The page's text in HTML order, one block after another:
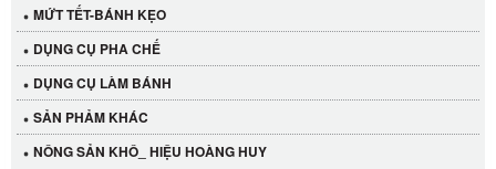
MỨT TẾT-BÁNH KẸO
DỤNG CỤ PHA CHẾ
DỤNG CỤ LÀM BÁNH
SẢN PHẢM KHÁC
NÔNG SẢN KHÔ_ HIỆU HOÀNG HUY
LỐC 12 HỦ Tương xí muội LKK 260g